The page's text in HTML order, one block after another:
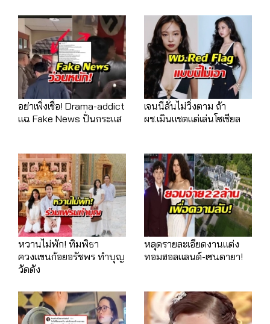
อย่าเพิ่งเชื่อ! Drama-addict
แฉ Fake News ปั่นกระแส
เจนนี่ลั่นไม่วิ่งตาม ถ้า
ผช.เมินแชตแต่เล่นโซเชียล
หวานไม่พัก! ทิมพิธา
ควงแขนก้อยอรัชพร ทำบุญ
วัดดัง
หลุดรายละเอียดงานแต่ง
ทอมฮอลแลนด์-เซนดายา!